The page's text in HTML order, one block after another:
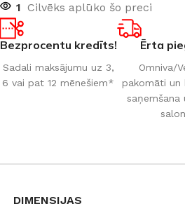
1 Cilvēks aplūko šo preci
Bezprocentu kredīts!
Sadali maksājumu uz 3,
6 vai pat 12 mēnešiem*
Ērta
Omniva/
pakomāti un
saņemšana
DIMENSIJAS